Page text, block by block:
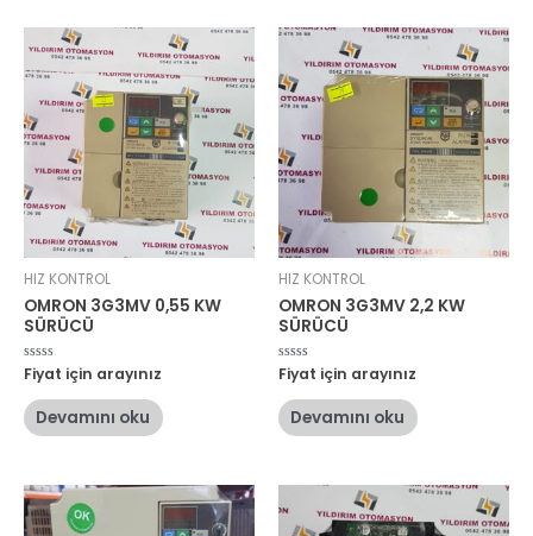
HIZ KONTROL
OMRON 3G3MV 0,55 KW
SÜRÜCÜ
5
üzerinden
oy
aldı
Fiyat için arayınız
Devamını oku
HIZ KONTROL
OMRON 3G3MV 2,2 KW
SÜRÜCÜ
5
üzerinden
oy
aldı
Fiyat için arayınız
Devamını oku